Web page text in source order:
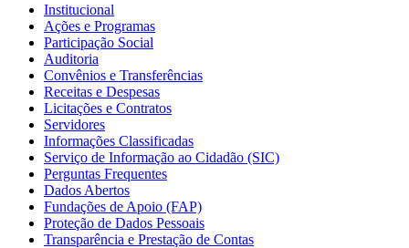
Institucional
Ações e Programas
Participação Social
Auditoria
Convênios e Transferências
Receitas e Despesas
Licitações e Contratos
Servidores
Informações Classificadas
Serviço de Informação ao Cidadão (SIC)
Perguntas Frequentes
Dados Abertos
Fundações de Apoio (FAP)
Proteção de Dados Pessoais
Transparência e Prestação de Contas